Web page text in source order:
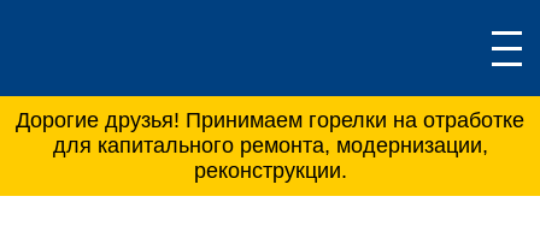
Дорогие друзья! Принимаем горелки на отработке
для капитального ремонта, модернизации,
реконструкции.